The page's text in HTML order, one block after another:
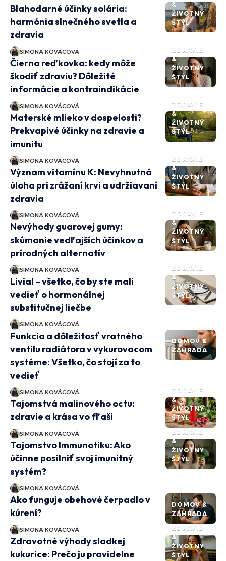
&
ŽIVOTNÝ
ŠTÝL
Blahodarné účinky solária:
harmónia slnečného svetla a
zdravia
SIMONA KOVÁCOVÁ
ZDRAVIE
&
ŽIVOTNÝ
ŠTÝL
Čierna reďkovka: kedy môže
škodiť zdraviu? Dôležité
informácie a kontraindikácie
SIMONA KOVÁCOVÁ
ZDRAVIE
&
ŽIVOTNÝ
ŠTÝL
Materské mlieko v dospelosti?
Prekvapivé účinky na zdravie a
imunitu
SIMONA KOVÁCOVÁ
ZDRAVIE
&
ŽIVOTNÝ
ŠTÝL
Význam vitamínu K: Nevyhnutná
úloha pri zrážaní krvi a udržiavaní
zdravia
SIMONA KOVÁCOVÁ
ZDRAVIE
&
ŽIVOTNÝ
ŠTÝL
Nevýhody guarovej gumy:
skúmanie vedľajších účinkov a
prírodných alternatív
SIMONA KOVÁCOVÁ
ZDRAVIE
&
ŽIVOTNÝ
ŠTÝL
Livial – všetko, čo by ste mali
vedieť o hormonálnej
substitučnej liečbe
SIMONA KOVÁCOVÁ
DOMOV &
ZÁHRADA
Funkcia a dôležitosť vratného
ventilu radiátora v vykurovacom
systéme: Všetko, čo stojí za to
vedieť
SIMONA KOVÁCOVÁ
ZDRAVIE
&
ŽIVOTNÝ
ŠTÝL
Tajomstvá malinového octu:
zdravie a krása vo fľaši
SIMONA KOVÁCOVÁ
ZDRAVIE
&
ŽIVOTNÝ
ŠTÝL
Tajomstvo Immunotiku: Ako
účinne posilniť svoj imunitný
systém?
SIMONA KOVÁCOVÁ
DOMOV &
ZÁHRADA
Ako funguje obehové čerpadlo v
kúrení?
SIMONA KOVÁCOVÁ
ZDRAVIE
&
ŽIVOTNÝ
ŠTÝL
Zdravotné výhody sladkej
kukurice: Prečo ju pravidelne